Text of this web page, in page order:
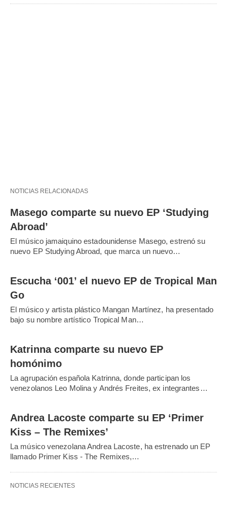
NOTICIAS RELACIONADAS
Masego comparte su nuevo EP ‘Studying
Abroad’
El músico jamaiquino estadounidense Masego, estrenó su
nuevo EP Studying Abroad, que marca un nuevo…
Escucha ‘001’ el nuevo EP de Tropical Man
Go
El músico y artista plástico Mangan Martínez, ha presentado
bajo su nombre artístico Tropical Man…
Katrinna comparte su nuevo EP
homónimo
La agrupación española Katrinna, donde participan los
venezolanos Leo Molina y Andrés Freites, ex integrantes…
Andrea Lacoste comparte su EP ‘Primer
Kiss – The Remixes’
La músico venezolana Andrea Lacoste, ha estrenado un EP
llamado Primer Kiss - The Remixes,…
NOTICIAS RECIENTES